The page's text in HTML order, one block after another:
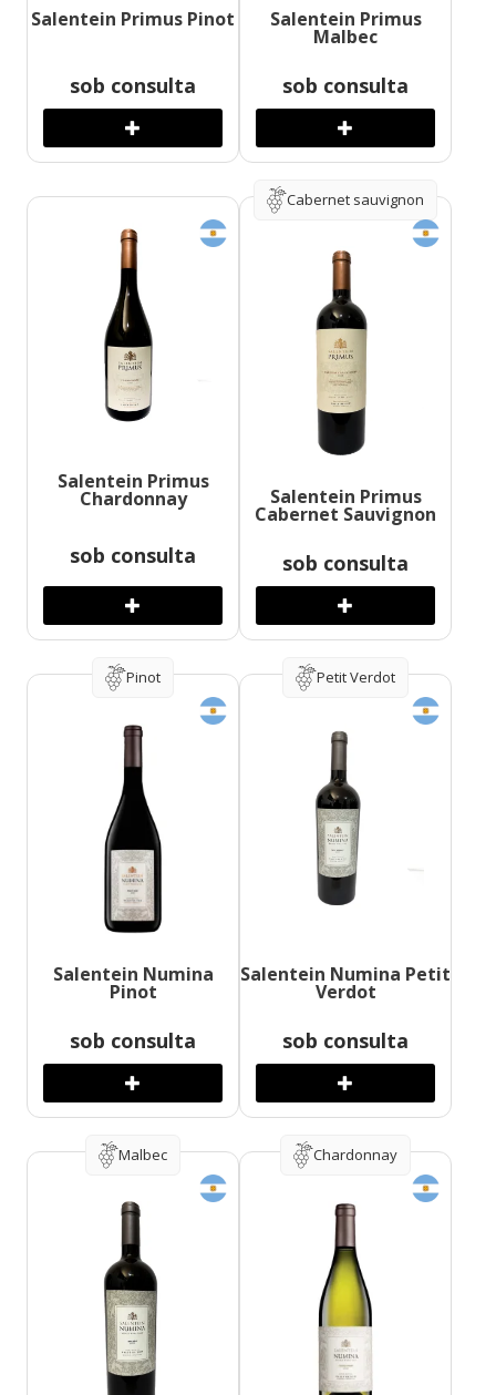
Salentein Primus Pinot
sob consulta
Salentein Primus
Malbec
sob consulta
Salentein Primus
Chardonnay
sob consulta
Cabernet sauvignon
Salentein Primus
Cabernet Sauvignon
sob consulta
Pinot
Salentein Numina
Pinot
sob consulta
Petit Verdot
Salentein Numina Petit
Verdot
sob consulta
Malbec Chardonnay